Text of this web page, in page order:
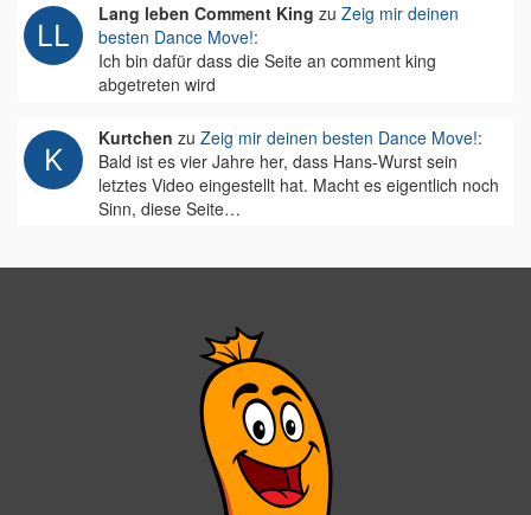
Lang leben Comment King zu Zeig mir deinen
besten Dance Move!:
Ich bin dafür dass die Seite an comment king
abgetreten wird
Kurtchen zu Zeig mir deinen besten Dance Move!:
Bald ist es vier Jahre her, dass Hans-Wurst sein
letztes Video eingestellt hat. Macht es eigentlich noch
Sinn, diese Seite…